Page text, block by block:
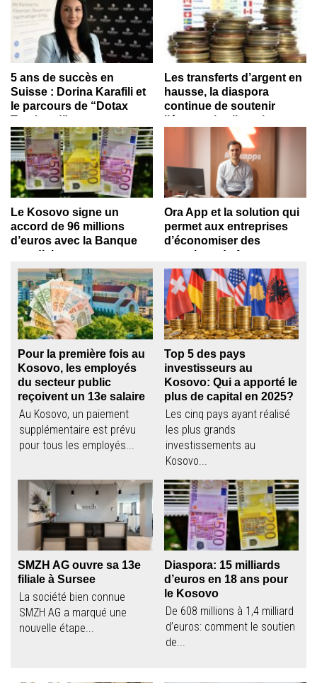
5 ans de succès en
Suisse : Dorina Karafili et
le parcours de “Dotax
Treuhand”
Dans les nouveaux locaux de
l’entreprise à Bâle, Dotax
Treuhand GmbH...
Les transferts d’argent en
hausse, la diaspora
continue de soutenir
l’économie albanaise
Albanie, les transferts des
émigrants ont augmenté de
5,9% en 2025,...
Le Kosovo signe un
accord de 96 millions
d’euros avec la Banque
mondiale
Les accords visent à
renforcer le secteur financier,
à créer une...
Ora App et la solution qui
permet aux entreprises
d’économiser des
centaines de francs par
mois en Suisse
Depuis plus d’une décennie,
des milliers de travailleurs en
Suisse commencent...
Pour la première fois au
Kosovo, les employés
du secteur public
reçoivent un 13e salaire
Au Kosovo, un paiement
supplémentaire est prévu
pour tous les employés...
Top 5 des pays
investisseurs au
Kosovo: Qui a apporté le
plus de capital en 2025?
Les cinq pays ayant réalisé
les plus grands
investissements au
Kosovo...
SMZH AG ouvre sa 13e
filiale à Sursee
La société bien connue
SMZH AG a marqué une
nouvelle étape...
Diaspora: 15 milliards
d’euros en 18 ans pour
le Kosovo
De 608 millions à 1,4 milliard
d’euros: comment le soutien
de...